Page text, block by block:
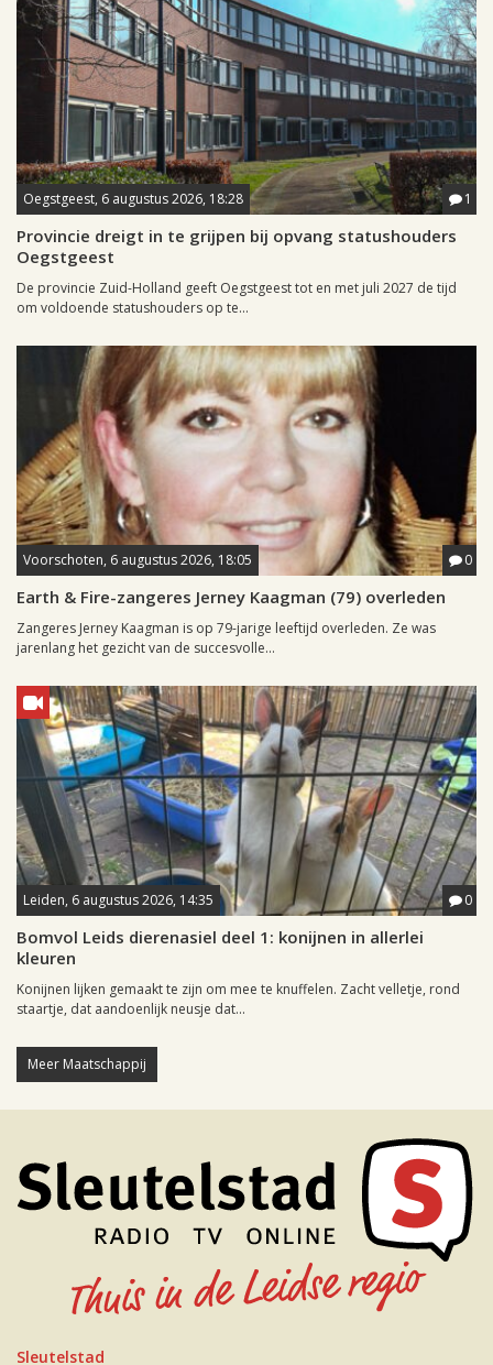
Oegstgeest, 6 augustus 2026, 18:28 1
Provincie dreigt in te grijpen bij opvang statushouders
Oegstgeest
De provincie Zuid-Holland geeft Oegstgeest tot en met juli 2027 de tijd
om voldoende statushouders op te...
Voorschoten, 6 augustus 2026, 18:05 0
Earth & Fire-zangeres Jerney Kaagman (79) overleden
Zangeres Jerney Kaagman is op 79-jarige leeftijd overleden. Ze was
jarenlang het gezicht van de succesvolle...
Leiden, 6 augustus 2026, 14:35 0
Bomvol Leids dierenasiel deel 1: konijnen in allerlei
kleuren
Konijnen lijken gemaakt te zijn om mee te knuffelen. Zacht velletje, rond
staartje, dat aandoenlijk neusje dat...
Meer Maatschappij
Sleutelstad